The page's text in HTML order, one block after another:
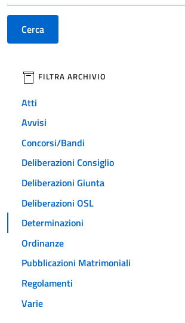
Cerca
filtri da applicare
FILTRA ARCHIVIO
Atti
Avvisi
Concorsi/Bandi
Deliberazioni Consiglio
Deliberazioni Giunta
Deliberazioni OSL
Determinazioni
Ordinanze
Pubblicazioni Matrimoniali
Regolamenti
Varie